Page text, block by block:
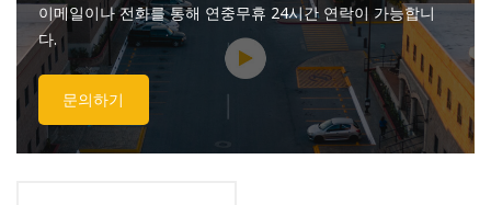
이메일이나 전화를 통해 연중무휴 24시간 연락이 가능합니
다.
문의하기